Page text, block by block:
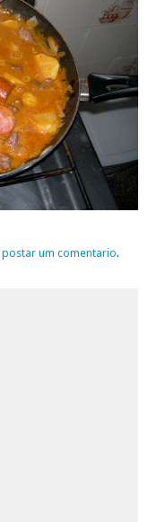
postar um comentario.